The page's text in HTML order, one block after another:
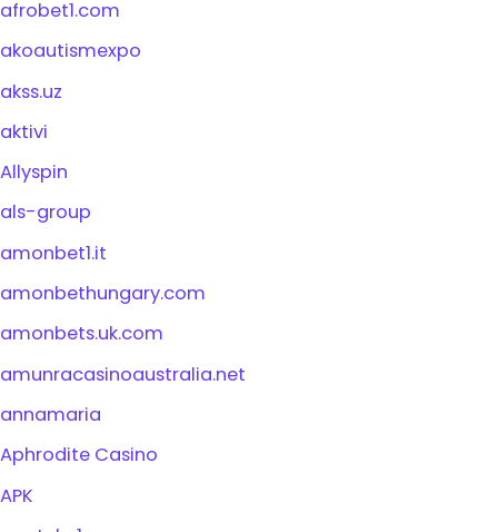
afrobet1.com
akoautismexpo
akss.uz
aktivi
Allyspin
als-group
amonbet1.it
amonbethungary.com
amonbets.uk.com
amunracasinoaustralia.net
annamaria
Aphrodite Casino
APK